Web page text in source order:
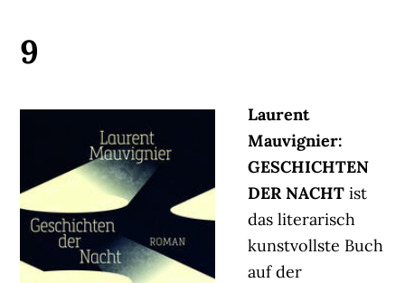
9
Laurent
Mauvignier:
GESCHICHTEN
DER NACHT ist
das literarisch
kunstvollste Buch
auf der